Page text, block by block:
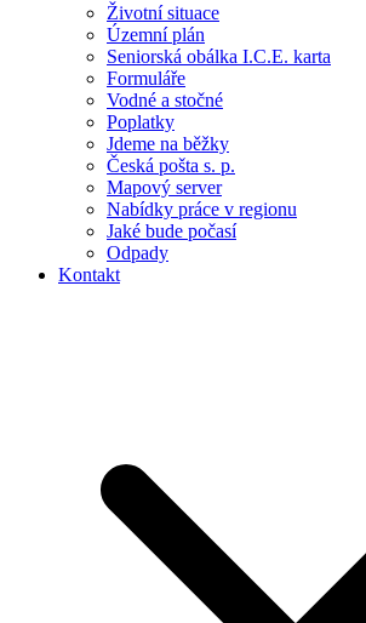
Životní situace
Územní plán
Seniorská obálka I.C.E. karta
Formuláře
Vodné a stočné
Poplatky
Jdeme na běžky
Česká pošta s. p.
Mapový server
Nabídky práce v regionu
Jaké bude počasí
Odpady
Kontakt